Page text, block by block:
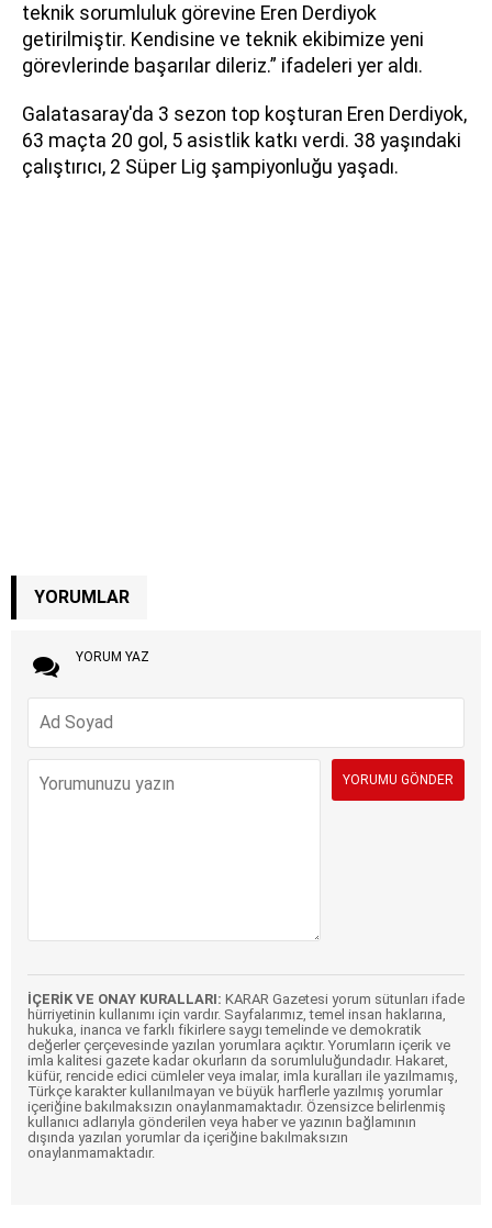
teknik sorumluluk görevine Eren Derdiyok
getirilmiştir. Kendisine ve teknik ekibimize yeni
görevlerinde başarılar dileriz.” ifadeleri yer aldı.
Galatasaray'da 3 sezon top koşturan Eren Derdiyok,
63 maçta 20 gol, 5 asistlik katkı verdi. 38 yaşındaki
çalıştırıcı, 2 Süper Lig şampiyonluğu yaşadı.
YORUMLAR
YORUM YAZ
İÇERİK VE ONAY KURALLARI: KARAR Gazetesi yorum sütunları ifade
hürriyetinin kullanımı için vardır. Sayfalarımız, temel insan haklarına,
hukuka, inanca ve farklı fikirlere saygı temelinde ve demokratik
değerler çerçevesinde yazılan yorumlara açıktır. Yorumların içerik ve
imla kalitesi gazete kadar okurların da sorumluluğundadır. Hakaret,
küfür, rencide edici cümleler veya imalar, imla kuralları ile yazılmamış,
Türkçe karakter kullanılmayan ve büyük harflerle yazılmış yorumlar
içeriğine bakılmaksızın onaylanmamaktadır. Özensizce belirlenmiş
kullanıcı adlarıyla gönderilen veya haber ve yazının bağlamının
dışında yazılan yorumlar da içeriğine bakılmaksızın
onaylanmamaktadır.